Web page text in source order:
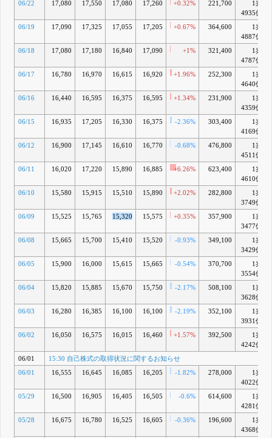
06/22
17,080 17,550 17,080 17,260 +0.32% 221,700
1兆
4935億
06/19
17,090 17,325 17,055 17,205 +0.67% 364,600
1兆
4887億
06/18
17,080 17,180 16,840 17,090 +1% 321,400
1兆
4787億
06/17
16,780 16,970 16,615 16,920 +1.96% 252,300
1兆
4640億
06/16
16,440 16,595 16,375 16,595 +1.34% 231,900
1兆
4359億
06/15
16,935 17,205 16,330 16,375 -2.36% 303,400
1兆
4169億
06/12
16,900 17,145 16,610 16,770 -0.68% 476,800
1兆
4511億
06/11
16,020 17,220 15,890 16,885 +6.26% 623,400
1兆
4610億
06/10
15,580 15,915 15,510 15,890 +2.02% 282,800
1兆
3749億
06/09
15,525 15,765 15,320 15,575 +0.35% 357,900
1兆
3477億
06/08
15,665 15,700 15,410 15,520 -0.93% 349,100
1兆
3429億
06/05
15,900 16,000 15,615 15,665 -0.54% 370,700
1兆
3554億
06/04
15,820 15,885 15,670 15,750 -2.17% 508,100
1兆
3628億
06/03
16,280 16,385 16,100 16,100 -2.19% 352,100
1兆
3931億
06/02
16,050 16,575 16,015 16,460 +1.57% 392,500
1兆
4242億
06/01
15:30 自己株式の取得状況に関するお知らせ
06/01
16,555 16,645 16,085 16,205 -1.82% 278,000
1兆
4022億
05/29
16,500 16,905 16,405 16,505 -0.6% 614,600
1兆
4281億
05/28
16,675 16,780 16,525 16,605 -0.36% 196,600
1兆
4368億